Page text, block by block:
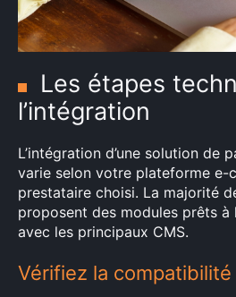
Les étapes
l’intégration
L’intégration d’une solution de
varie selon votre plateforme e-
prestataire choisi. La majorité
proposent des modules prêts à
avec les principaux CMS.
Vérifiez la
Rechercher
: